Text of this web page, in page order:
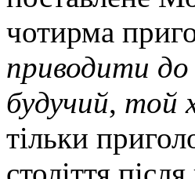
чотирма
приводити
будучий, той
тільки